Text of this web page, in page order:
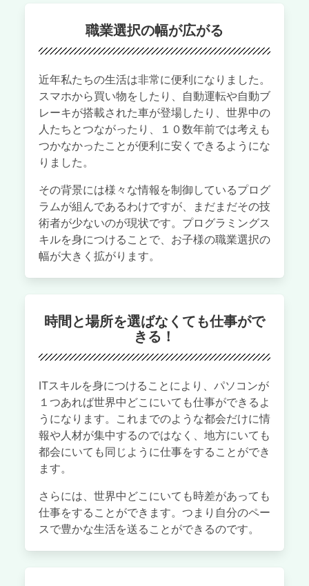
職業選択の幅が広がる
近年私たちの生活は非常に便利になりました。
スマホから買い物をしたり、自動運転や自動ブ
レーキが搭載された車が登場したり、世界中の
人たちとつながったり、１０数年前では考えも
つかなかったことが便利に安くできるようにな
りました。
その背景には様々な情報を制御しているプログ
ラムが組んであるわけですが、まだまだその技
術者が少ないのが現状です。プログラミングス
キルを身につけることで、お子様の職業選択の
幅が大きく拡がります。
時間と場所を選ばなくても仕事がで
きる！
ITスキルを身につけることにより、パソコンが
１つあれば世界中どこにいても仕事ができるよ
うになります。これまでのような都会だけに情
報や人材が集中するのではなく、地方にいても
都会にいても同じように仕事をすることができ
ます。
さらには、世界中どこにいても時差があっても
仕事をすることができます。つまり自分のペー
スで豊かな生活を送ることができるのです。